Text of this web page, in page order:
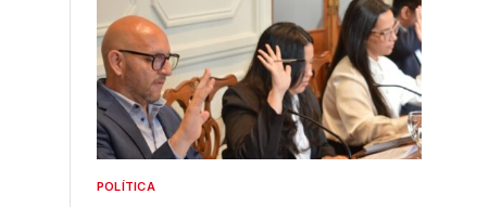
POLÍTICA